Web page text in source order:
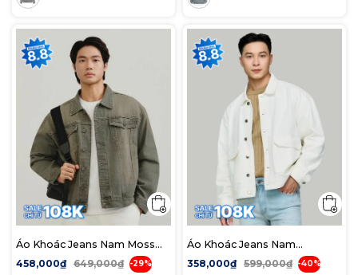
Áo Khoác Jeans Nam Moss
Sage Tint Wash Form Loose
458,000₫ 649,000₫ -29%
Áo Khoác Jeans Nam
Offwhite Pocket Form Loose
358,000₫ 599,000₫ -40%